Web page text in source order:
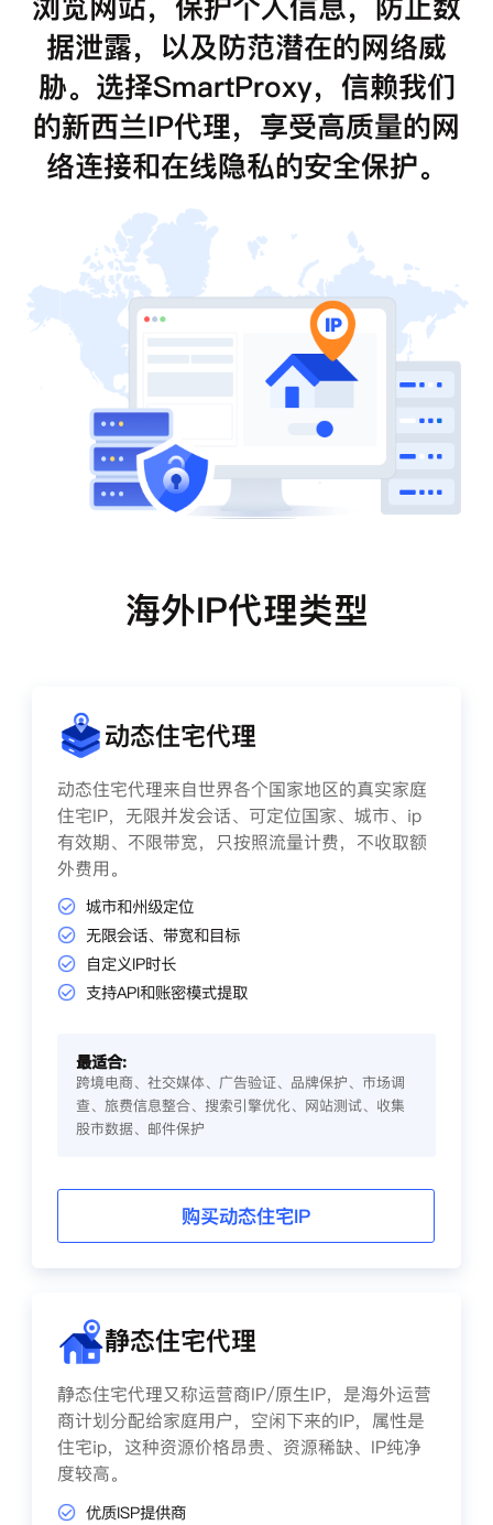
据泄露，以及防范潜在的网络威
胁。选择SmartProxy，信赖我们
的新西兰IP代理，享受高质量的网
络连接和在线隐私的安全保护。
海外IP代理类型
动态住宅代理
动态住宅代理来自世界各个国家地区的真实家庭
住宅IP，无限并发会话、可定位国家、城市、ip
有效期、不限带宽，只按照流量计费，不收取额
外费用。
城市和州级定位
无限会话、带宽和目标
自定义IP时长
支持API和账密模式提取
最适合:
跨境电商、社交媒体、广告验证、品牌保护、市场调
查、旅费信息整合、搜索引擎优化、网站测试、收集
股市数据、邮件保护
购买动态住宅IP
静态住宅代理
静态住宅代理又称运营商IP/原生IP，是海外运营
商计划分配给家庭用户，空闲下来的IP，属性是
住宅ip，这种资源价格昂贵、资源稀缺、IP纯净
度较高。
优质ISP提供商